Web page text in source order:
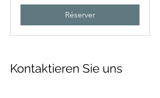
Réserver
Kontaktieren Sie uns